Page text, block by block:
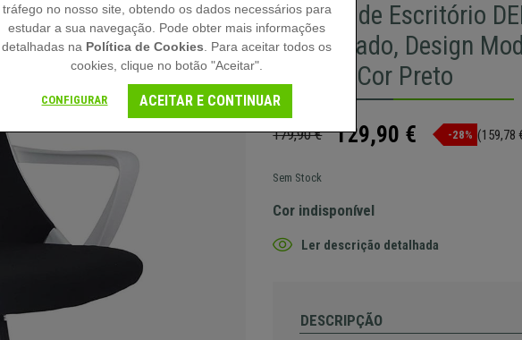
Cadeira de Escritório
Acolchoado, Design
Branca, Cor Preto
179,90 € 129,90 € -28% (159,78
Sem Stock
Cor indisponível
Ler descrição detalhada
DESCRIPÇÃO
tráfego no nosso site, obtendo os dados necessários para
estudar a sua navegação. Pode obter mais informações
detalhadas na Política de Cookies . Para aceitar todos os
cookies, clique no botão "Aceitar".
CONFIGURAR ACEITAR E CONTINUAR